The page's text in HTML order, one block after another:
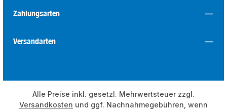
Zahlungsarten
Versandarten
Alle Preise inkl. gesetzl. Mehrwertsteuer zzgl.
Versandkosten und ggf. Nachnahmegebühren, wenn